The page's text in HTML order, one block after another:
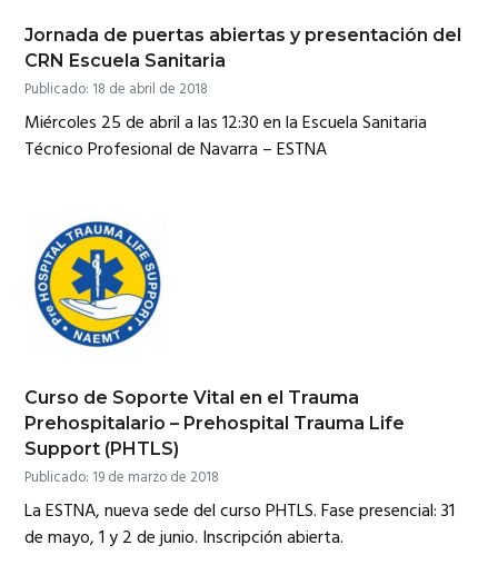
Jornada de puertas abiertas y presentación del
CRN Escuela Sanitaria
Publicado: 18 de abril de 2018
Miércoles 25 de abril a las 12:30 en la Escuela Sanitaria
Técnico Profesional de Navarra – ESTNA
Curso de Soporte Vital en el Trauma
Prehospitalario – Prehospital Trauma Life
Support (PHTLS)
Publicado: 19 de marzo de 2018
La ESTNA, nueva sede del curso PHTLS. Fase presencial: 31
de mayo, 1 y 2 de junio. Inscripción abierta.